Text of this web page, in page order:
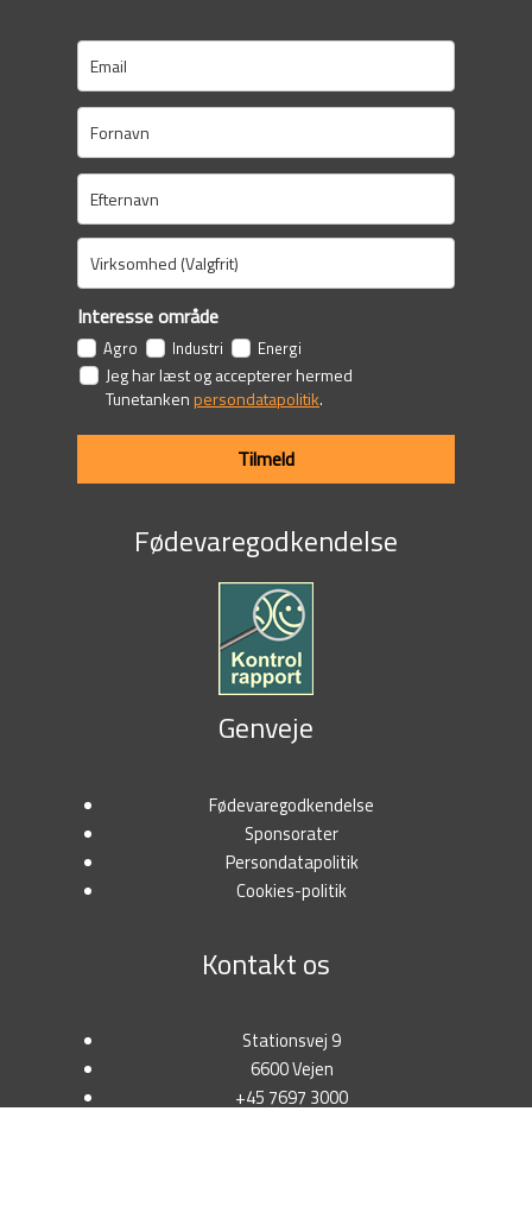
Interesse område
Agro Industri Energi
Jeg har læst og accepterer hermed
Tunetankenpersondatapolitik.
Tilmeld
Fødevaregodkendelse
Genveje
Fødevaregodkendelse
Sponsorater
Persondatapolitik
Cookies-politik
Kontakt os
Stationsvej 9
6600 Vejen
+45 7697 3000